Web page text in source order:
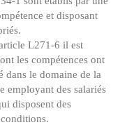
et disposant
L271-6 il est
les compétences ont
dans le domaine de la
employant des salariés
disposent des